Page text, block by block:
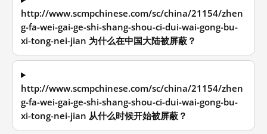
http://www.scmpchinese.com/sc/china/21154/zhen
g-fa-wei-gai-ge-shi-shang-shou-ci-dui-wai-gong-bu-
xi-tong-nei-jian 为什么在中国大陆被屏蔽？
http://www.scmpchinese.com/sc/china/21154/zhen
g-fa-wei-gai-ge-shi-shang-shou-ci-dui-wai-gong-bu-
xi-tong-nei-jian 从什么时候开始被屏蔽？